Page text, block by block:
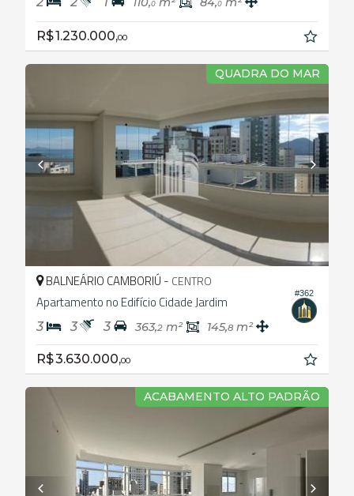
0 0
R$ 1.230.000,00
QUADRA DO MAR
#362
BALNEÁRIO CAMBORIÚ - CENTRO
Apartamento no Edifício Cidade Jardim
3 3 3 363,2 m² 145,8 m²
R$ 3.630.000,00
ACABAMENTO ALTO PADRÃO